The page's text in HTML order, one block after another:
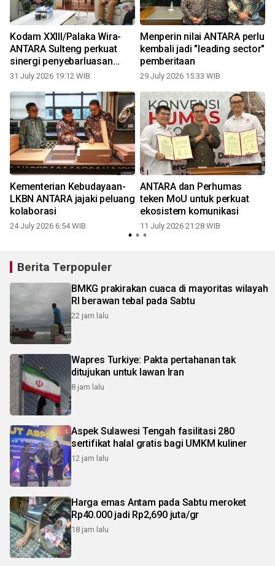
Kodam XXIII/Palaka Wira-
ANTARA Sulteng perkuat
sinergi penyebarluasan
informasi
31 July 2026 19:12 WIB
Menperin nilai ANTARA perlu
kembali jadi "leading sector"
pemberitaan
29 July 2026 15:33 WIB
Kementerian Kebudayaan-
LKBN ANTARA jajaki peluang
kolaborasi
24 July 2026 6:54 WIB
ANTARA dan Perhumas
teken MoU untuk perkuat
ekosistem komunikasi
11 July 2026 21:28 WIB
Berita Terpopuler
BMKG prakirakan cuaca di mayoritas wilayah
RI berawan tebal pada Sabtu
22 jam lalu
Wapres Turkiye: Pakta pertahanan tak
ditujukan untuk lawan Iran
8 jam lalu
Aspek Sulawesi Tengah fasilitasi 280
sertifikat halal gratis bagi UMKM kuliner
12 jam lalu
Harga emas Antam pada Sabtu meroket
Rp40.000 jadi Rp2,690 juta/gr
18 jam lalu